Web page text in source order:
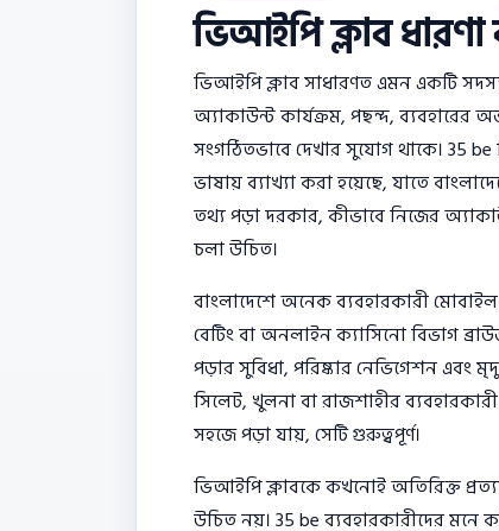
ভিআইপি ক্লাব
ভিআইপি ক্লাব সাধারণত এমন একটি
অ্যাকাউন্ট কার্যক্রম, পছন্দ, ব্যবহারের
সংগঠিতভাবে দেখার সুযোগ থাকে। 35
ভাষায় ব্যাখ্যা করা হয়েছে, যাতে
তথ্য পড়া দরকার, কীভাবে নিজের
চলা উচিত।
বাংলাদেশে অনেক ব্যবহারকারী
বেটিং বা অনলাইন ক্যাসিনো বিভাগ
পড়ার সুবিধা, পরিষ্কার নেভিগেশন এবং
সিলেট, খুলনা বা রাজশাহীর
সহজে পড়া যায়, সেটি গুরুত্বপূর্ণ।
ভিআইপি ক্লাবকে কখনোই অতিরিক্ত
উচিত নয়। 35 be ব্যবহারকারীদের মনে